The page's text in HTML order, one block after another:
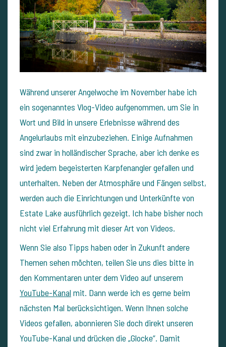
Während unserer Angelwoche im November habe ich
ein sogenanntes Vlog-Video aufgenommen, um Sie in
Wort und Bild in unsere Erlebnisse während des
Angelurlaubs mit einzubeziehen. Einige Aufnahmen
sind zwar in holländischer Sprache, aber ich denke es
wird jedem begeisterten Karpfenangler gefallen und
unterhalten. Neben der Atmosphäre und Fängen selbst,
werden auch die Einrichtungen und Unterkünfte von
Estate Lake ausführlich gezeigt. Ich habe bisher noch
nicht viel Erfahrung mit dieser Art von Videos.
Wenn Sie also Tipps haben oder in Zukunft andere
Themen sehen möchten, teilen Sie uns dies bitte in
den Kommentaren unter dem Video auf unserem
YouTube-Kanal mit. Dann werde ich es gerne beim
nächsten Mal berücksichtigen. Wenn Ihnen solche
Videos gefallen, abonnieren Sie doch direkt unseren
YouTube-Kanal und drücken die „Glocke“. Damit